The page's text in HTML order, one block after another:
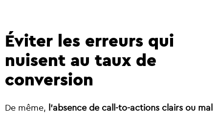
Éviter les erreurs qui
nuisent au taux de
conversion
De même, l’absence de call-to-actions clairs ou mal